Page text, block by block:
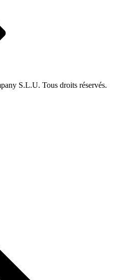
S.L.U. Tous droits réservés.